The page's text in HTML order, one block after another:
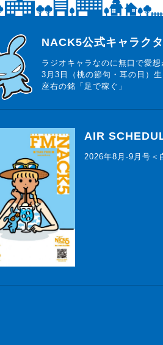
らじっと君
NACK5公式キャラク
ラジオキャラなのに無口で愛
3月3日（桃の節句・耳の日）
座右の銘「足で稼ぐ」
AIR
2026年8月-9月号＜